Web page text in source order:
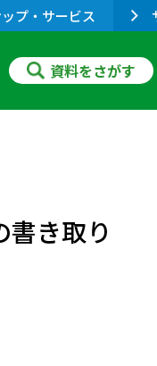
プ・サービス
資料をさがす
き取り